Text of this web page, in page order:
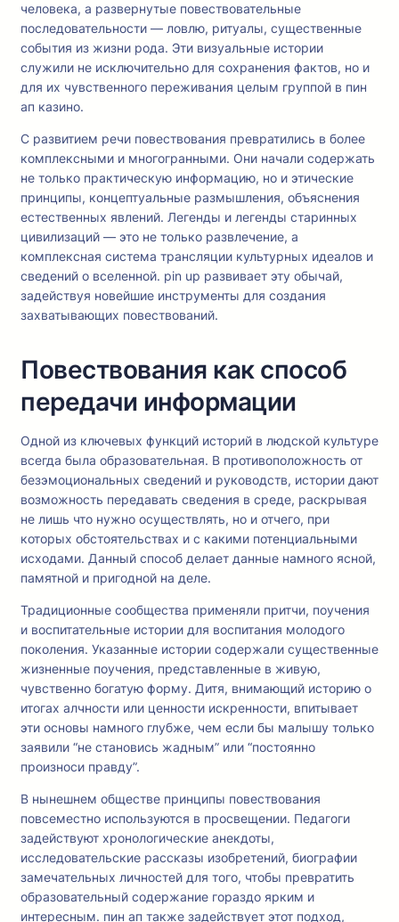
человека, а развернутые повествовательные
последовательности — ловлю, ритуалы, существенные
события из жизни рода. Эти визуальные истории
служили не исключительно для сохранения фактов, но и
для их чувственного переживания целым группой в пин
ап казино.
С развитием речи повествования превратились в более
комплексными и многогранными. Они начали содержать
не только практическую информацию, но и этические
принципы, концептуальные размышления, объяснения
естественных явлений. Легенды и легенды старинных
цивилизаций — это не только развлечение, а
комплексная система трансляции культурных идеалов и
сведений о вселенной. pin up развивает эту обычай,
задействуя новейшие инструменты для создания
захватывающих повествований.
Повествования как способ
передачи информации
Одной из ключевых функций историй в людской культуре
всегда была образовательная. В противоположность от
безэмоциональных сведений и руководств, истории дают
возможность передавать сведения в среде, раскрывая
не лишь что нужно осуществлять, но и отчего, при
которых обстоятельствах и с какими потенциальными
исходами. Данный способ делает данные намного ясной,
памятной и пригодной на деле.
Традиционные сообщества применяли притчи, поучения
и воспитательные истории для воспитания молодого
поколения. Указанные истории содержали существенные
жизненные поучения, представленные в живую,
чувственно богатую форму. Дитя, внимающий историю о
итогах алчности или ценности искренности, впитывает
эти основы намного глубже, чем если бы малышу только
заявили “не становись жадным” или “постоянно
произноси правду”.
В нынешнем обществе принципы повествования
повсеместно используются в просвещении. Педагоги
задействуют хронологические анекдоты,
исследовательские рассказы изобретений, биографии
замечательных личностей для того, чтобы превратить
образовательный содержание гораздо ярким и
интересным. пин ап также задействует этот подход,